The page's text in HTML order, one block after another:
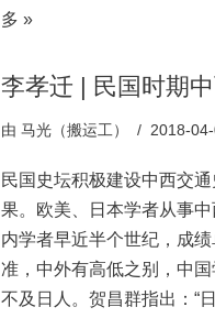
多 »
李孝迁 | 民国时期
由 马光（搬运工） 2018-04-
民国史坛积极建设中西交
果。欧美、日本学者从事
内学者早近半个世纪，成
准，中外有高低之别，中
不及日人。贺昌群指出：“